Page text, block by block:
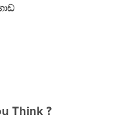
Think ?